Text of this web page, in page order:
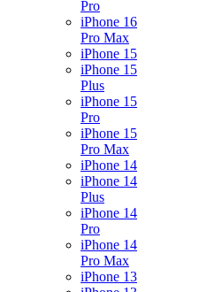
Pro
iPhone 16
Pro Max
iPhone 15
iPhone 15
Plus
iPhone 15
Pro
iPhone 15
Pro Max
iPhone 14
iPhone 14
Plus
iPhone 14
Pro
iPhone 14
Pro Max
iPhone 13